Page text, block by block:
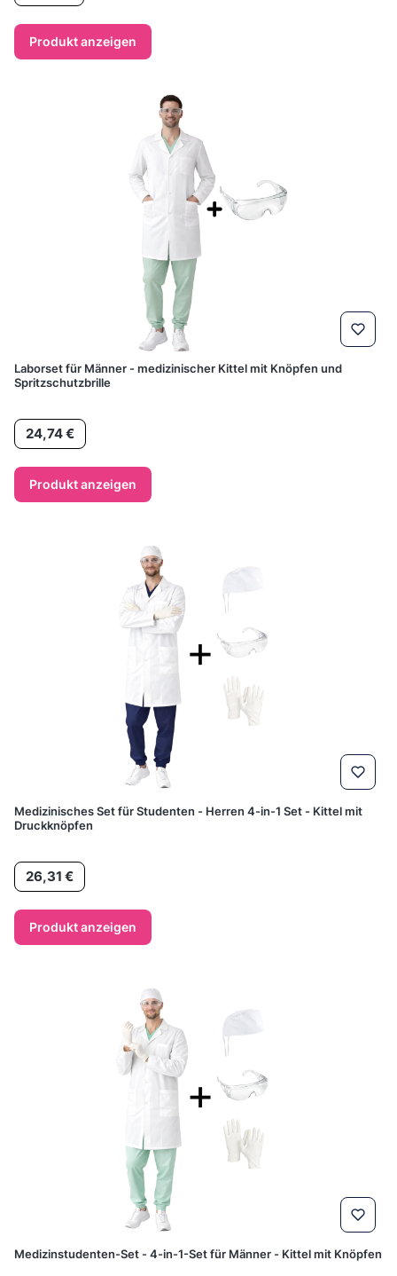
Produkt anzeigen
Laborset für Männer - medizinischer Kittel mit Knöpfen und
Spritzschutzbrille
Preis
24,74 €
Produkt anzeigen
Medizinisches Set für Studenten - Herren 4-in-1 Set - Kittel mit
Druckknöpfen
Preis
26,31 €
Produkt anzeigen
Medizinstudenten-Set - 4-in-1-Set für Männer - Kittel mit Knöpfen